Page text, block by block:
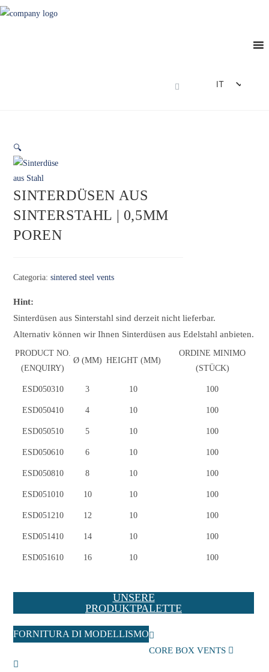
IT
🔍
SINTERDÜSEN AUS
SINTERSTAHL | 0,5MM
POREN
Categoria:sintered steel vents
Hint:
Sinterdüsen aus Sinterstahl sind derzeit nicht lieferbar.
Alternativ können wir Ihnen Sinterdüsen aus Edelstahl anbieten.
PRODUCT NO.
(ENQUIRY)
Ø (MM) HEIGHT (MM)
ORDINE MINIMO
(STÜCK)
ESD050310 3 10 100
ESD050310
ESD050410 4 10 100
ESD050410
ESD050510 5 10 100
ESD050510
ESD050610 6 10 100
ESD050610
ESD050810 8 10 100
ESD050810
ESD051010 10 10 100
ESD051010
ESD051210 12 10 100
ESD051210
ESD051410 14 10 100
ESD051410
ESD051610 16 10 100
ESD051610
UNSERE
PRODUKTPALETTE
FORNITURA DI MODELLISMO
CORE BOX VENTS